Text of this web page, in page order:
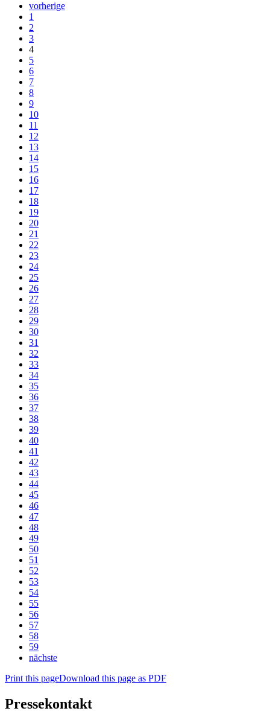
vorherige
1
2
3
4
5
6
7
8
9
10
11
12
13
14
15
16
17
18
19
20
21
22
23
24
25
26
27
28
29
30
31
32
33
34
35
36
37
38
39
40
41
42
43
44
45
46
47
48
49
50
51
52
53
54
55
56
57
58
59
nächste
Print this pageDownload this page as PDF
Pressekontakt